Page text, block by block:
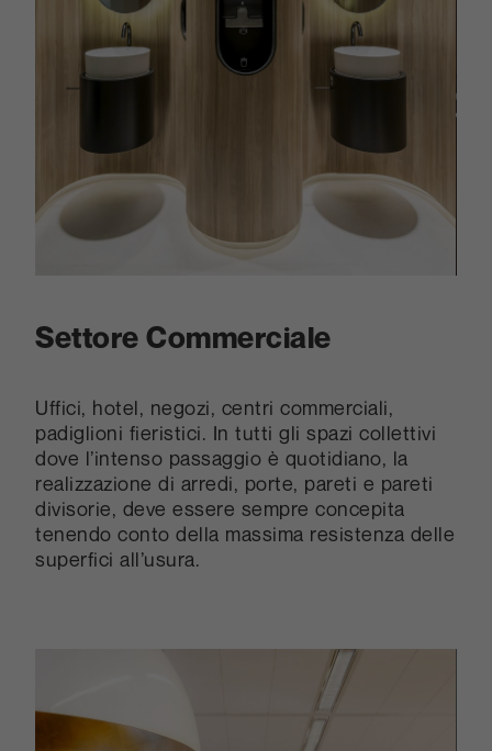
Settore Commerciale
Uffici, hotel, negozi, centri commerciali,
padiglioni fieristici. In tutti gli spazi collettivi
dove l’intenso passaggio è quotidiano, la
realizzazione di arredi, porte, pareti e pareti
divisorie, deve essere sempre concepita
tenendo conto della massima resistenza delle
superfici all’usura.